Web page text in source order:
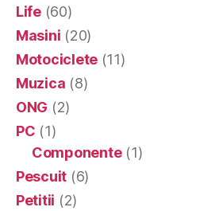
Life(60)
Masini (20)
Motociclete (11)
Muzica (8)
ONG (2)
PC (1)
Componente(1)
Pescuit (6)
Petitii (2)